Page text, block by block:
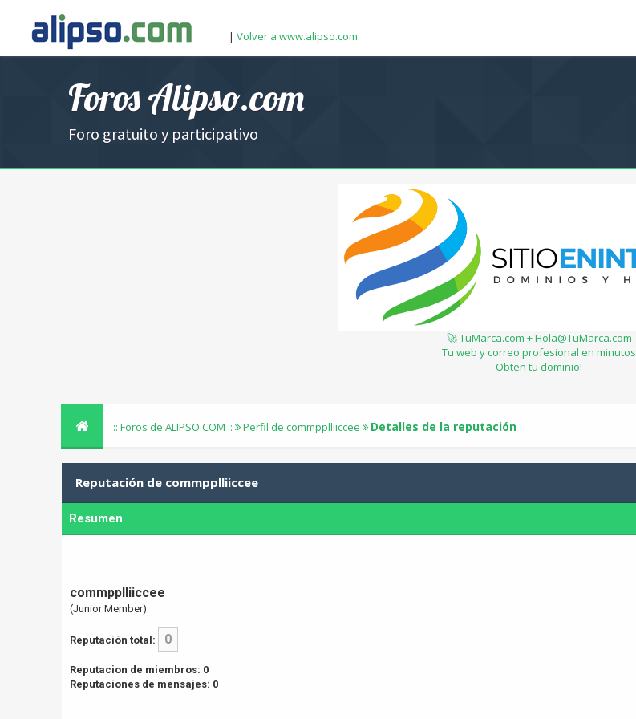
| Volver a www.alipso.com
Foros Alipso.com
Foro gratuito y participativo
🚀 TuMarca.com + Hola@TuMarca.com
Tu web y correo profesional en minutos
Obten tu dominio!
:: Foros de ALIPSO.COM :: Perfil de commpplliiccee Detalles de la reputación
Reputación de commpplliiccee
Resumen
commpplliiccee
(Junior Member)
Reputación total: 0
Reputacion de miembros: 0
Reputaciones de mensajes: 0